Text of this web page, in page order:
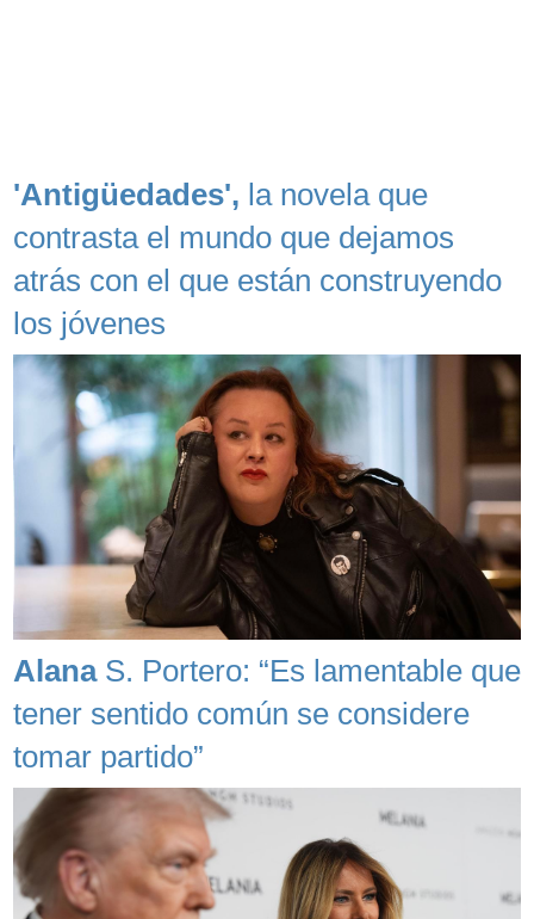
'Antigüedades', la novela que
contrasta el mundo que dejamos
atrás con el que están construyendo
los jóvenes
AlanaS. Portero: “Es lamentable que
tener sentido común se considere
tomar partido”